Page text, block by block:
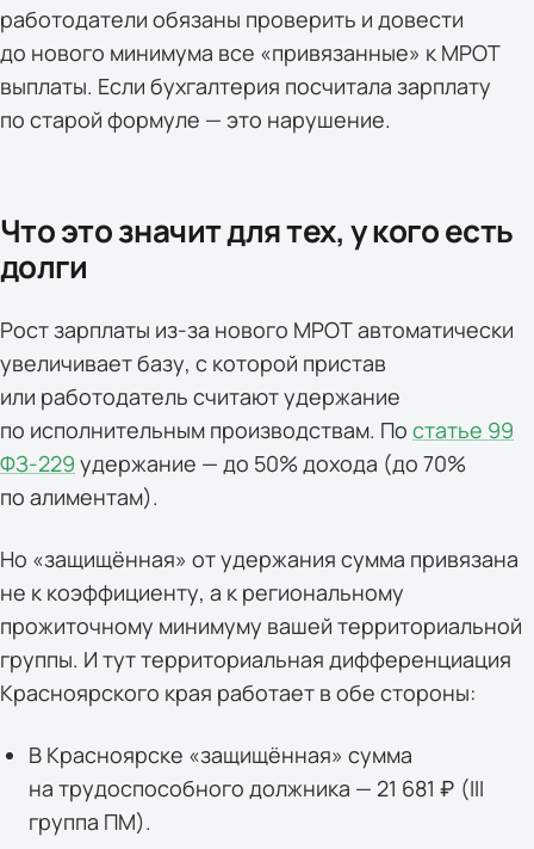
работодатели обязаны проверить и довести
до нового минимума все «привязанные» к МРОТ
выплаты. Если бухгалтерия посчитала зарплату
по старой формуле — это нарушение.
Что это значит для тех, у кого есть
долги
Рост зарплаты из-за нового МРОТ автоматически
увеличивает базу, с которой пристав
или работодатель считают удержание
по исполнительным производствам. По статье 99
ФЗ-229 удержание — до 50% дохода (до 70%
по алиментам).
Но «защищённая» от удержания сумма привязана
не к коэффициенту, а к региональному
прожиточному минимуму вашей территориальной
группы. И тут территориальная дифференциация
Красноярского края работает в обе стороны:
В Красноярске «защищённая» сумма
на трудоспособного должника — 21 681 ₽ (III
группа ПМ).